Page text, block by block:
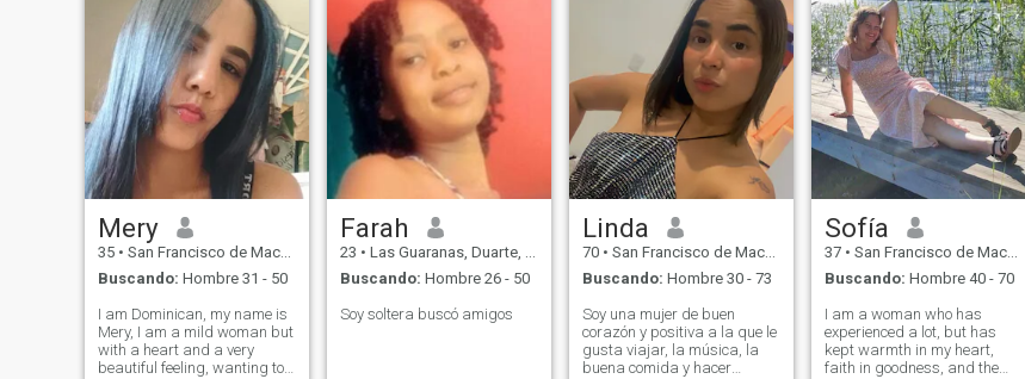
Mery
35 • San Francisco de Macorís, Duarte, Rep. Dominicana
Buscando: Hombre 31 - 50
I am Dominican, my name is
Mery, I am a mild woman but
with a heart and a very
beautiful feeling, wanting to
Farah
23 • Las Guaranas, Duarte, Rep. Dominicana
Buscando: Hombre 26 - 50
Soy soltera buscó amigos
Linda
70 • San Francisco de Macorís, Duarte, Rep. Dominicana
Buscando: Hombre 30 - 73
Soy una mujer de buen
corazón y positiva a la que le
gusta viajar, la música, la
buena comida y hacer
Sofía
37 • San Francisco de Macorís, Duarte, Rep. Dominicana
Buscando: Hombre 40 - 70
I am a woman who has
experienced a lot, but has
kept warmth in my heart,
faith in goodness, and the